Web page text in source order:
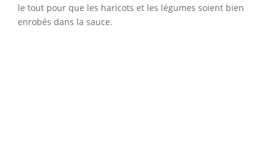
le tout pour que les haricots et les légumes soient bien
enrobés dans la sauce.